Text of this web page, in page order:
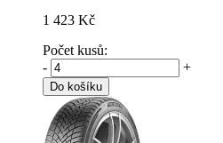
1 423 Kč
Počet kusů:
-
+
Do košíku